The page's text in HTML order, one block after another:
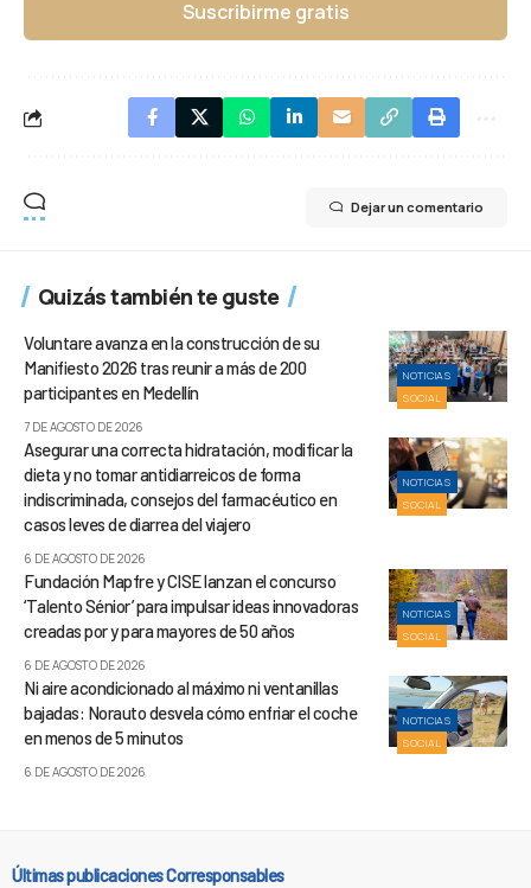
Suscribirme gratis
Dejar un comentario
Quizás también te guste
NOTICIAS
SOCIAL
Voluntare avanza en la construcción de su
Manifiesto 2026 tras reunir a más de 200
participantes en Medellín
7 DE AGOSTO DE 2026
NOTICIAS
SOCIAL
Asegurar una correcta hidratación, modificar la
dieta y no tomar antidiarreicos de forma
indiscriminada, consejos del farmacéutico en
casos leves de diarrea del viajero
6 DE AGOSTO DE 2026
NOTICIAS
SOCIAL
Fundación Mapfre y CISE lanzan el concurso
‘Talento Sénior’ para impulsar ideas innovadoras
creadas por y para mayores de 50 años
6 DE AGOSTO DE 2026
NOTICIAS
SOCIAL
Ni aire acondicionado al máximo ni ventanillas
bajadas: Norauto desvela cómo enfriar el coche
en menos de 5 minutos
6 DE AGOSTO DE 2026
Últimas publicaciones Corresponsables